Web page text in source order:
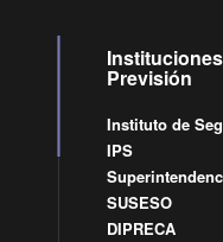
Previsión
Instituto de
IPS
SUSESO
DIPRECA